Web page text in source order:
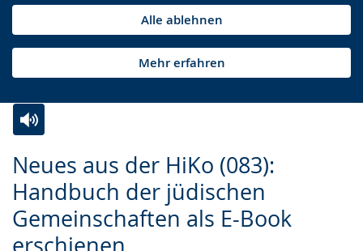
Alle ablehnen
Mehr erfahren
Neues aus der HiKo (083):
Handbuch der jüdischen
Gemeinschaften als E-Book
Leichten
Sprache
wechseln.
Audio-
Unterstützung.
Video
in
Deutscher
Gebärdensprache